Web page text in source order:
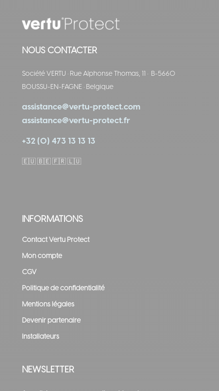
NOUS CONTACTER
Société VERTU ·Rue Alphonse Thomas, 11 · B-5660
BOUSSU-EN-FAGNE ·Belgique
assistance@vertu-protect.com
assistance@vertu-protect.fr
+32 (0) 473 13 13 13
🇪🇺 🇧🇪 🇫🇷 🇱🇺
INFORMATIONS
Contact Vertu Protect
Mon compte
CGV
Politique de confidentialité
Mentions légales
Devenir partenaire
Installateurs
NEWSLETTER